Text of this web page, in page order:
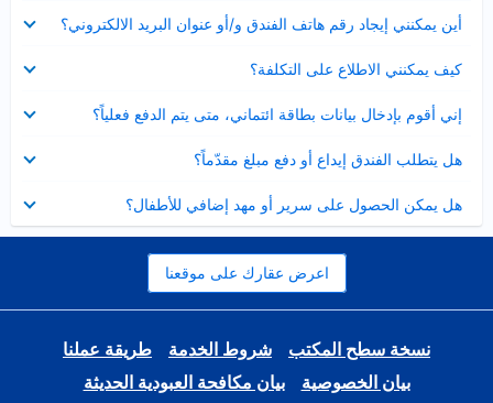
أين يمكنني إيجاد رقم هاتف الفندق و/أو عنوان البريد الالكتروني؟
عرض
مصغر
كيف يمكنني الاطلاع على التكلفة؟
مصغر
إني أقوم بإدخال بيانات بطاقة ائتماني، متى يتم الدفع فعلياً؟
مصغر
هل يتطلب الفندق إيداع أو دفع مبلغ مقدّماً؟
مصغر
هل يمكن الحصول على سرير أو مهد إضافي للأطفال؟
مصغر
اعرض عقارك على موقعنا
نسخة سطح المكتب شروط الخدمة
طريقة عملنا
بيان الخصوصية
بيان مكافحة العبودية الحديثة